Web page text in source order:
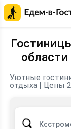
Уютные
отдыха | Цены
Бронирование
ночлега на